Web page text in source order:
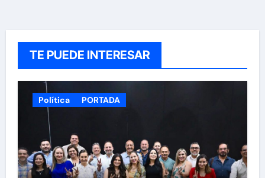
TE PUEDE INTERESAR
Política PORTADA